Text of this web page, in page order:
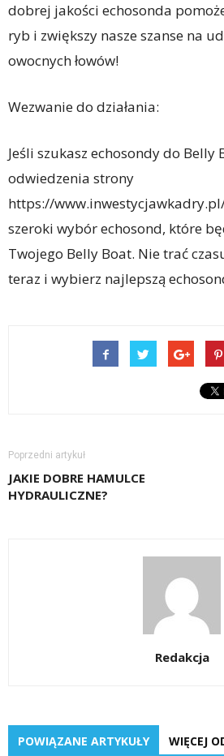
dobrej jakości echosonda
ryb i zwiększy nasze szanse na
owocnych łowów!
Wezwanie do działania:
Jeśli szukasz echosondy do Belly
odwiedzenia strony
https://
szeroki wybór echosond, które
Twojego Belly Boat. Nie trać
teraz i wybierz najlepszą
Poprzedni artykuł
JAKIE DOBRE HAMULCE
HYDRAULICZNE?
Redakcja
POWIĄZANE ARTYKUŁY WIĘCEJ